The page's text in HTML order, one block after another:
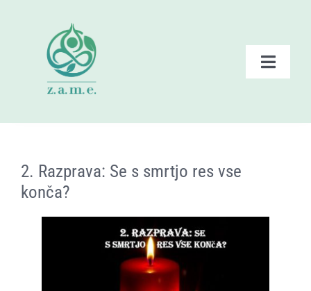
Toggle
Dogodki ZAME
2. Razprava: Se s smrtjo res vse
konča?